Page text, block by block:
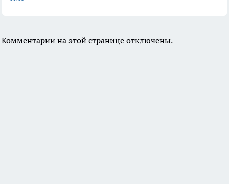
Комментарии на этой странице отключены.